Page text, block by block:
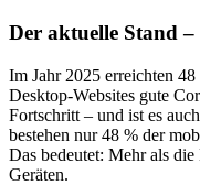
Der aktuelle Stand
Im Jahr 2025 erreichten
Desktop-Websites gute
Fortschritt – und ist es
bestehen nur 48 % der
Das bedeutet: Mehr als
Geräten.